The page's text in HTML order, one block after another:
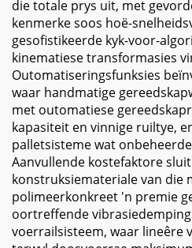
die totale prys uit, met
kenmerke soos hoë-
gesofistikeerde kyk-voor-
kinematiese transformasies
Outomatiseringsfunksies
waar handmatige
met outomatiese
kapasiteit en vinnige ruiltye,
palletsisteme wat
Aanvullende kostefaktore
konstruksiemateriale van die
polimeerkonkreet 'n premie
oortreffende
voerrailsisteem, waar lineêre